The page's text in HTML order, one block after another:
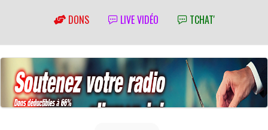
DONS LIVE VIDÉO TCHAT'